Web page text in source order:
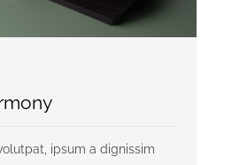
ipsum a dignissim